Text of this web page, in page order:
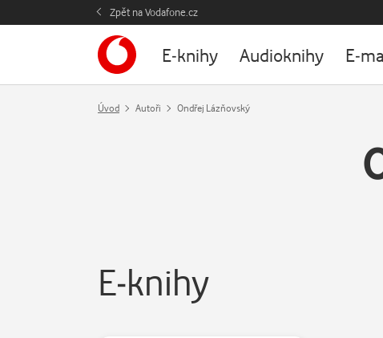
Zpět na Vodafone.cz
E-knihy Audioknihy E-
Úvod Autoři Ondřej Lázňovský
E-knihy